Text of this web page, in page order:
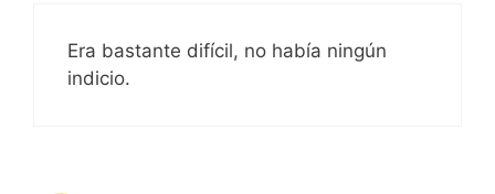
Era bastante difícil, no había ningún
indicio.